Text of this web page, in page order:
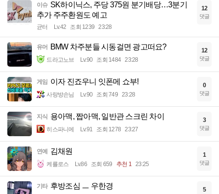
이슈 SK하이닉스, 주당 375원 분기배당…3분기
추가 주주환원도 예고
균터 Lv.42 조회 1239 23:28
12
댓글
유머 BMW 차주분들 시동걸면 광고떠요?
드라고노브 Lv.90 조회 1484 23:28
12
댓글
게임 이자 진죠우니 잇폰메 쇼부!
사랑방손님 Lv.90 조회 749 23:28
0
댓글
지식 용아맥, 짭아맥, 일반관 스크린 차이
히스파니에 Lv.91 조회 1278 23:27
3
댓글
연예 김채원
케를로스 Lv.86 조회 659 추천 1 23:25
1
댓글
기타 후방조심 ㅡ 우한경 5